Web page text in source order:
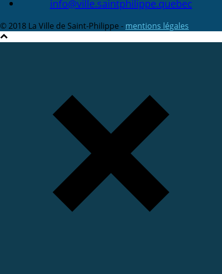
info@ville.saintphilippe.quebec
© 2018 La Ville de Saint-Philippe - mentions légales